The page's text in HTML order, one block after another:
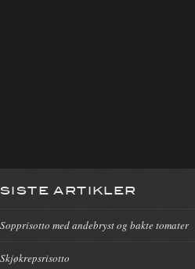
SISTE ARTIKLER
Sopprisotto med andebryst og bakte tomater
Skjøkrepsrisotto